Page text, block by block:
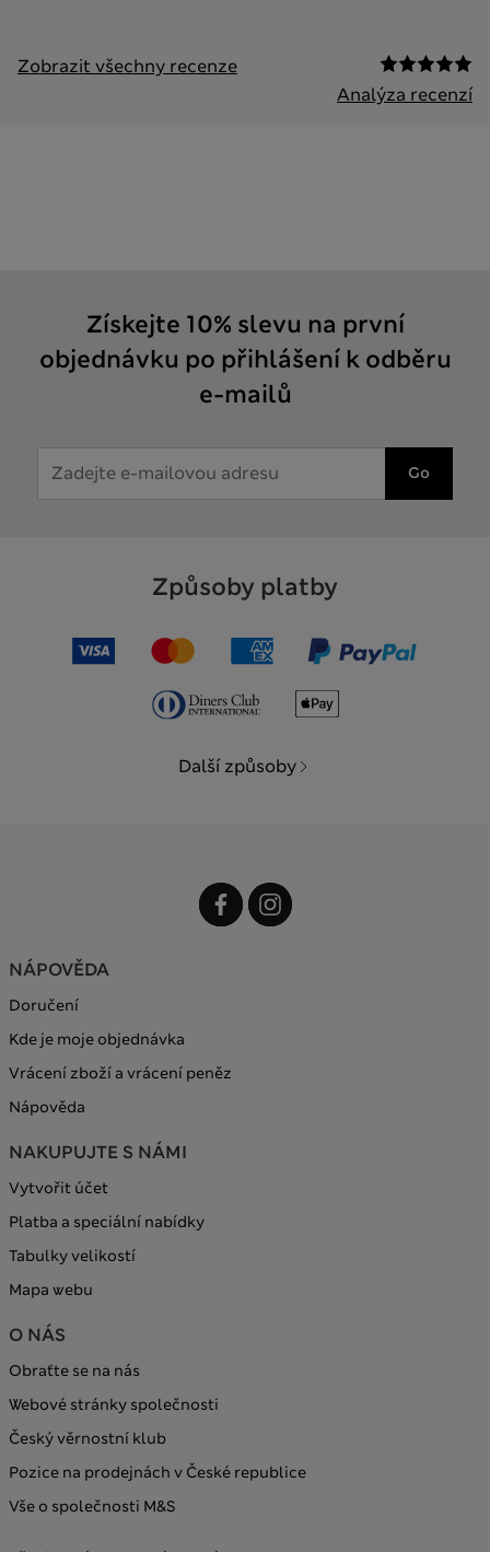
Zobrazit všechny recenze
Analýza recenzí
Získejte 10% slevu na první
objednávku po přihlášení k odběru
e-mailů
Go
Způsoby platby
Další způsoby
NÁPOVĚDA
Doručení
Kde je moje objednávka
Vrácení zboží a vrácení peněz
Nápověda
NAKUPUJTE S NÁMI
Vytvořit účet
Platba a speciální nabídky
Tabulky velikostí
Mapa webu
O NÁS
Obraťte se na nás
Webové stránky společnosti
Český věrnostní klub
Pozice na prodejnách v České republice
Vše o společnosti M&S